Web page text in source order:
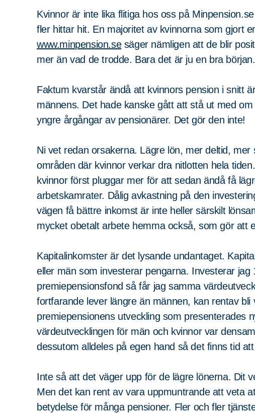
Kvinnor är inte lika flitiga hos oss på
fler hittar hit. En majoritet av kvinnorna som gjort
www.minpension.sesäger nämligen att de blir
mer än vad de trodde. Bara det är ju en bra början.
Faktum kvarstår ändå att kvinnors pension i snitt
männens. Det hade kanske gått att stå ut med
yngre årgångar av pensionärer. Det gör den inte!
Ni vet redan orsakerna. Lägre lön, mer deltid, mer
områden där kvinnor verkar dra nitlotten hela
kvinnor först pluggar mer för att sedan ändå få
arbetskamrater. Dålig avkastning på den
vägen få bättre inkomst är inte heller särskilt
mycket obetalt arbete hemma också, som gör att
Kapitalinkomster är det lysande undantaget.
eller män som investerar pengarna. Investerar jag
premiepensionsfond så får jag samma
fortfarande lever längre än männen, kan rentav
premiepensionens utveckling som presenterades
värdeutvecklingen för män och kvinnor var
dessutom alldeles på egen hand så det finns tid
Inte så att det väger upp för de lägre lönerna. Dit
Men det kan rent av vara uppmuntrande att veta
betydelse för många pensioner. Fler och fler